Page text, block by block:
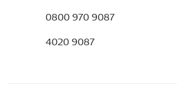
0800 970 9087
4020 9087